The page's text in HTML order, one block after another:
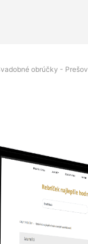
obrúčky - Prešov